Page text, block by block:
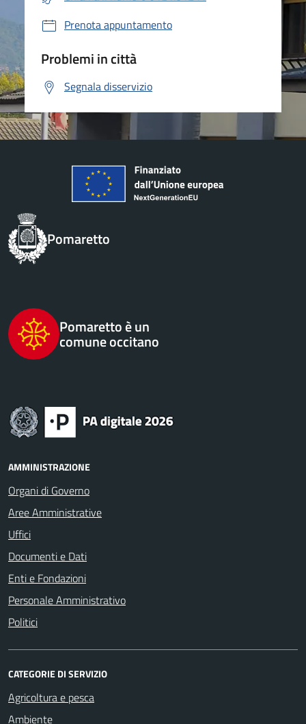
Prenota appuntamento
Problemi in città
Segnala disservizio
Pomaretto
Pomaretto è un
comune occitano
AMMINISTRAZIONE
Organi di Governo
Aree Amministrative
Uffici
Documenti e Dati
Enti e Fondazioni
Personale Amministrativo
Politici
CATEGORIE DI SERVIZIO
Agricoltura e pesca
Ambiente